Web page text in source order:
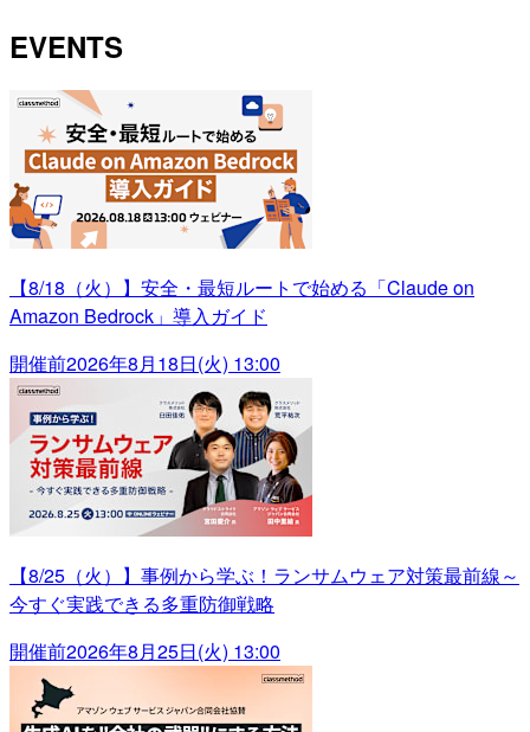
EVENTS
【8/18（火）】安全・最短ルートで始める「Claude on
Amazon Bedrock」導入ガイド
開催前2026年8月18日(火) 13:00
【8/25（火）】事例から学ぶ！ランサムウェア対策最前線～
今すぐ実践できる多重防御戦略
開催前2026年8月25日(火) 13:00